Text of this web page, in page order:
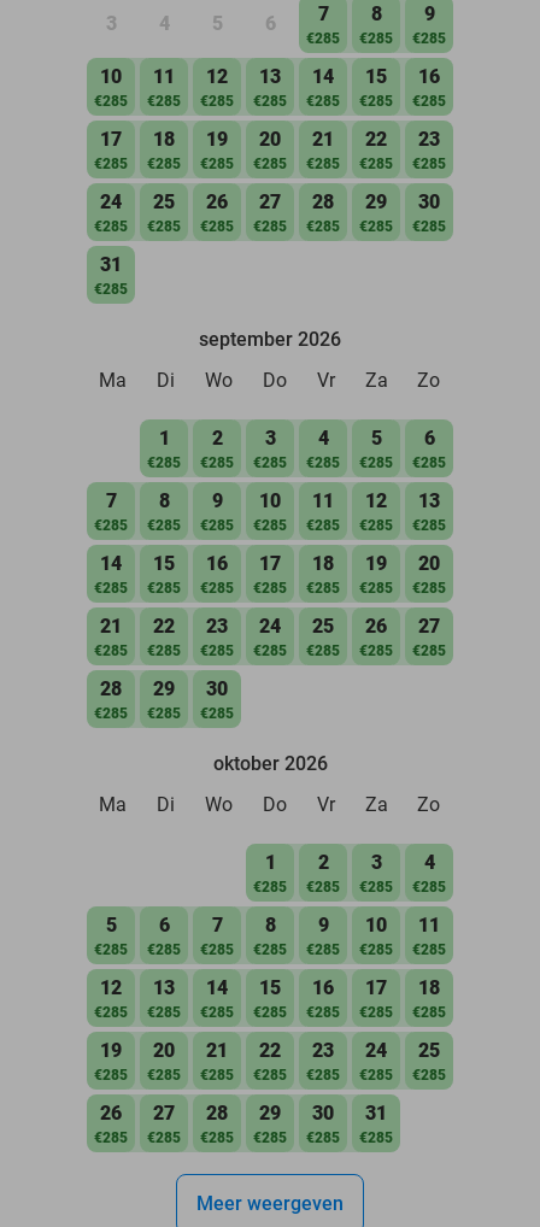
3 4 5 6 7
€285
8
€285
9
€285
10
€285
11
€285
12
€285
13
€285
14
€285
15
€285
16
€285
17
€285
18
€285
19
€285
20
€285
21
€285
22
€285
23
€285
24
€285
25
€285
26
€285
27
€285
28
€285
29
€285
30
€285
31
€285
september 2026
Ma
Di Wo Do Vr Za Zo
1
€285
2
€285
3
€285
4
€285
5
€285
6
€285
7
€285
8
€285
9
€285
10
€285
11
€285
12
€285
13
€285
14
€285
15
€285
16
€285
17
€285
18
€285
19
€285
20
€285
21
€285
22
€285
23
€285
24
€285
25
€285
26
€285
27
€285
28
€285
29
€285
30
€285
oktober 2026
Ma
Di Wo Do Vr Za Zo
1
€285
2
€285
3
€285
4
€285
5
€285
6
€285
7
€285
8
€285
9
€285
10
€285
11
€285
12
€285
13
€285
14
€285
15
€285
16
€285
17
€285
18
€285
19
€285
20
€285
21
€285
22
€285
23
€285
24
€285
25
€285
26
€285
27
€285
28
€285
29
€285
30
€285
31
€285
Meer weergeven